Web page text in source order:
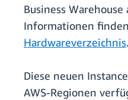
Business
Informationen
Hardwareverzeichnis.
Diese neuen
AWS-Regionen